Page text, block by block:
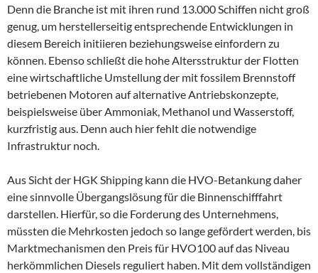
Denn die Branche ist mit ihren rund 13.000 Schiffen nicht groß
genug, um herstellerseitig entsprechende Entwicklungen in
diesem Bereich initiieren beziehungsweise einfordern zu
können. Ebenso schließt die hohe Altersstruktur der Flotten
eine wirtschaftliche Umstellung der mit fossilem Brennstoff
betriebenen Motoren auf alternative Antriebskonzepte,
beispielsweise über Ammoniak, Methanol und Wasserstoff,
kurzfristig aus. Denn auch hier fehlt die notwendige
Infrastruktur noch.
Aus Sicht der HGK Shipping kann die HVO-Betankung daher
eine sinnvolle Übergangslösung für die Binnenschifffahrt
darstellen. Hierfür, so die Forderung des Unternehmens,
müssten die Mehrkosten jedoch so lange gefördert werden, bis
Marktmechanismen den Preis für HVO100 auf das Niveau
herkömmlichen Diesels reguliert haben. Mit dem vollständigen